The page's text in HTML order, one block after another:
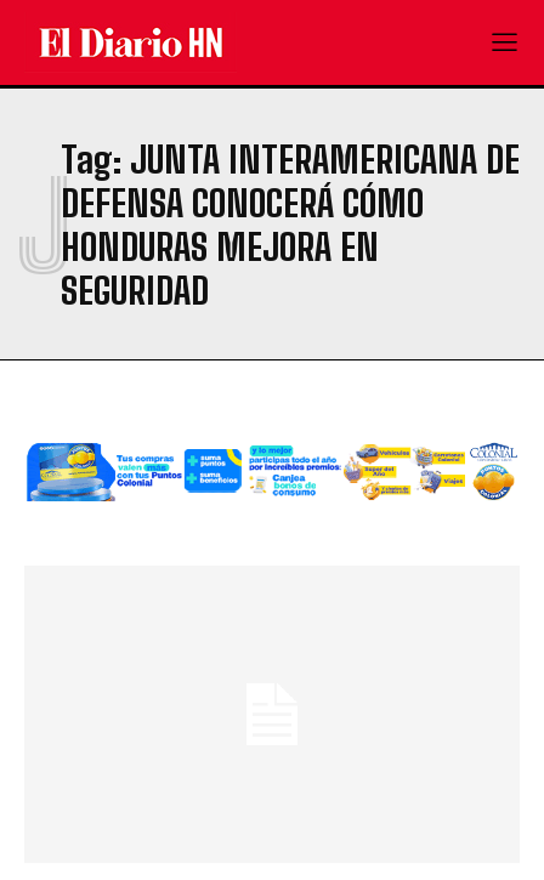
Tag: JUNTA INTERAMERICANA DE
DEFENSA CONOCERÁ CÓMO
HONDURAS MEJORA EN
SEGURIDAD
J